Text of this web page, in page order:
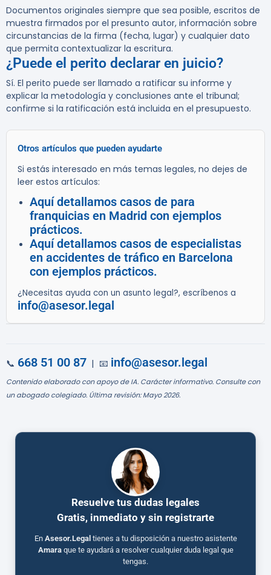
Documentos originales siempre que sea posible, escritos de
muestra firmados por el presunto autor, información sobre
circunstancias de la firma (fecha, lugar) y cualquier dato
que permita contextualizar la escritura.
¿Puede el perito declarar en juicio?
Sí. El perito puede ser llamado a ratificar su informe y
explicar la metodología y conclusiones ante el tribunal;
confirme si la ratificación está incluida en el presupuesto.
Otros artículos que pueden ayudarte
Si estás interesado en más temas legales, no dejes de
leer estos artículos:
Aquí detallamos casos de para
franquicias en Madrid con ejemplos
prácticos.
Aquí detallamos casos de especialistas
en accidentes de tráfico en Barcelona
con ejemplos prácticos.
¿Necesitas ayuda con un asunto legal?, escríbenos a
info@asesor.legal
📞 668 51 00 87 | 📧 info@asesor.legal
Contenido elaborado con apoyo de IA. Carácter informativo. Consulte con
un abogado colegiado. Última revisión: Mayo 2026.
Resuelve tus dudas legales
Gratis, inmediato y sin registrarte
En Asesor.Legal tienes a tu disposición a nuestro asistente
Amaraque te ayudará a resolver cualquier duda legal que
tengas.